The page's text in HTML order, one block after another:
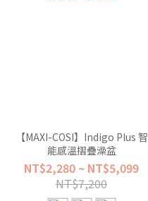
【MAXI-COSI】Indigo Plus 智
能感溫摺疊澡盆
NT$2,280 ~ NT$5,099
NT$7,200